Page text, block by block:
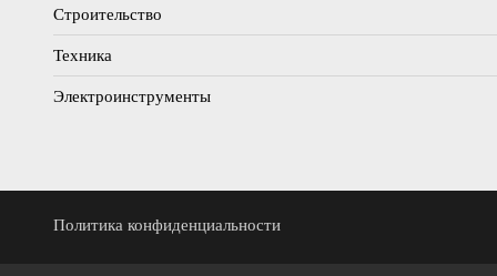
Строительство
Техника
Электроинструменты
Политика конфиденциальности